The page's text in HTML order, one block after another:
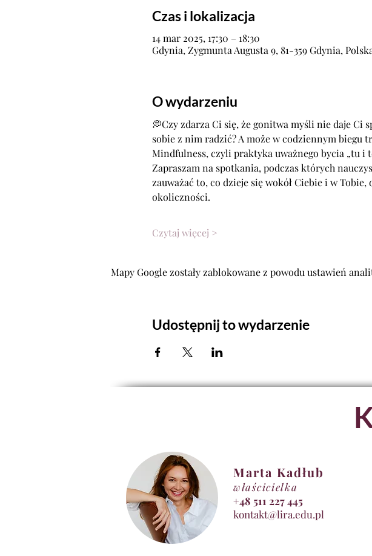
Czas i lokalizacja
14 mar 2025, 17:30 – 18:30
Gdynia, Zygmunta Augusta 9, 81-359 Gdynia,
O wydarzeniu
💭Czy zdarza Ci się, że gonitwa myśli nie daje Ci
sobie z nim radzić? A może w codziennym biegu
Mindfulness, czyli praktyka uważnego bycia „tu i
Zapraszam na spotkania, podczas których
zauważać to, co dzieje się wokół Ciebie i w
okoliczności.
Czytaj więcej >
Mapy Google zostały zablokowane z powodu ustawień
Udostępnij to wydarzenie
Marta Kadłub
właścicielka
+48 511 227 445
kontakt@lira.edu.pl